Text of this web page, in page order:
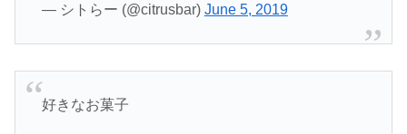
— シトらー (@citrusbar) June 5, 2019
好きなお菓子